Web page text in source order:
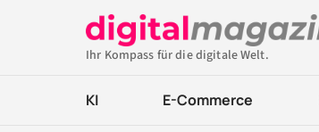
Ihr Kompass für die digitale Welt.
KI E-Commerce